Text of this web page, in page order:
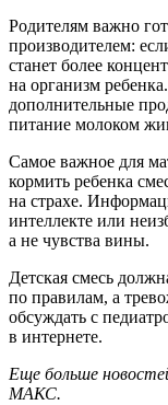
Родителям важно
производителем:
станет более
на организм
дополнительные
питание молоком
Самое важное для
кормить ребенка
на страхе.
интеллекте или
а не чувства вины.
Детская смесь
по правилам, а
обсуждать с
в интернете.
Еще больше
МАКС.